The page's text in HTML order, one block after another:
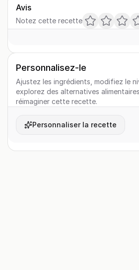
Avis
Notez cette recette
Personnalisez-le
Ajustez les ingrédients, modifiez le
explorez des alternatives
réimaginer cette recette.
Personnaliser la recette